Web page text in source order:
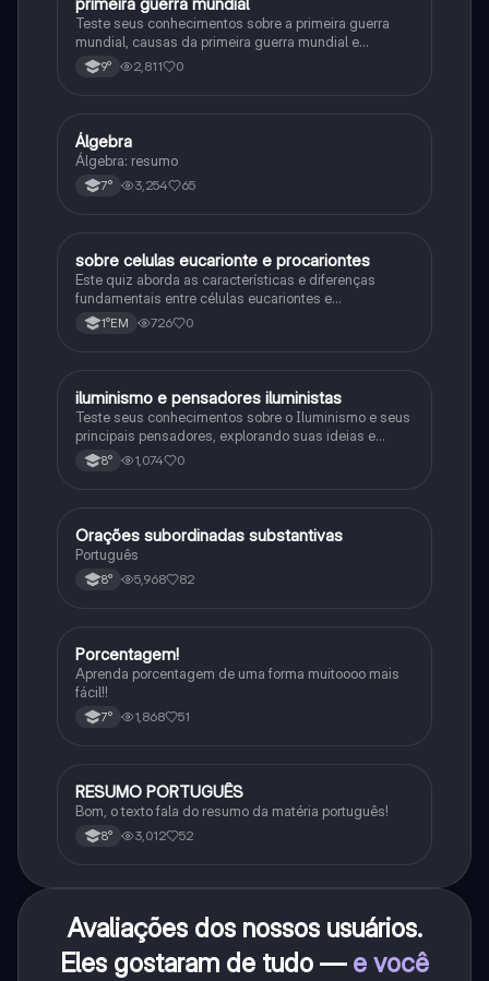
História
primeira guerra mundial
Teste seus conhecimentos sobre a primeira guerra
mundial, causas da primeira guerra mundial e
consequências da Primeira Guerra Mundial, fases da
primeira guerra mundial
9° 2,811 0
Matematica
Álgebra
Álgebra: resumo
7° 3,254 65
Biologia
sobre celulas eucarionte e procariontes
Este quiz aborda as características e diferenças
fundamentais entre células eucariontes e
procariontes.
1°EM 726 0
História
iluminismo e pensadores iluministas
Teste seus conhecimentos sobre o Iluminismo e seus
principais pensadores, explorando suas ideias e
impacto histórico.
8° 1,074 0
Português
Orações subordinadas substantivas
Português
8° 5,968 82
Matematica
Porcentagem!
Aprenda porcentagem de uma forma muitoooo mais
fácil!!
7° 1,868 51
Português
RESUMO PORTUGUÊS
Bom, o texto fala do resumo da matéria português!
8° 3,012 52
Avaliações dos nossos usuários.
Eles gostaram de tudo — e você